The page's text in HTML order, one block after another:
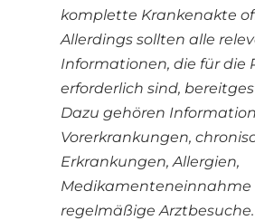
komplette Krankenakte
Allerdings sollten alle
Informationen, die für die
erforderlich sind,
Dazu gehören
Vorerkrankungen,
Erkrankungen, Allergien,
Medikamenteneinnahme
regelmäßige